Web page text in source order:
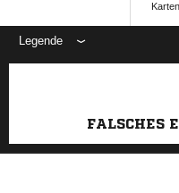
Legende
FALSCHES